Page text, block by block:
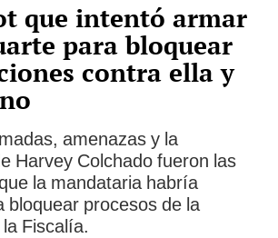
que intentó armar
para bloquear
contra ella y
amenazas y la
Harvey Colchado fueron las
la mandataria habría
bloquear procesos de la
Fiscalía.